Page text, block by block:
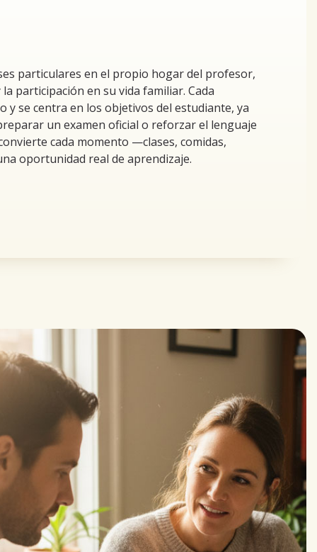
particulares en el propio hogar del profesor,
participación en su vida familiar. Cada
se centra en los objetivos del estudiante, ya
un examen oficial o reforzar el lenguaje
cada momento —clases, comidas,
oportunidad real de aprendizaje.